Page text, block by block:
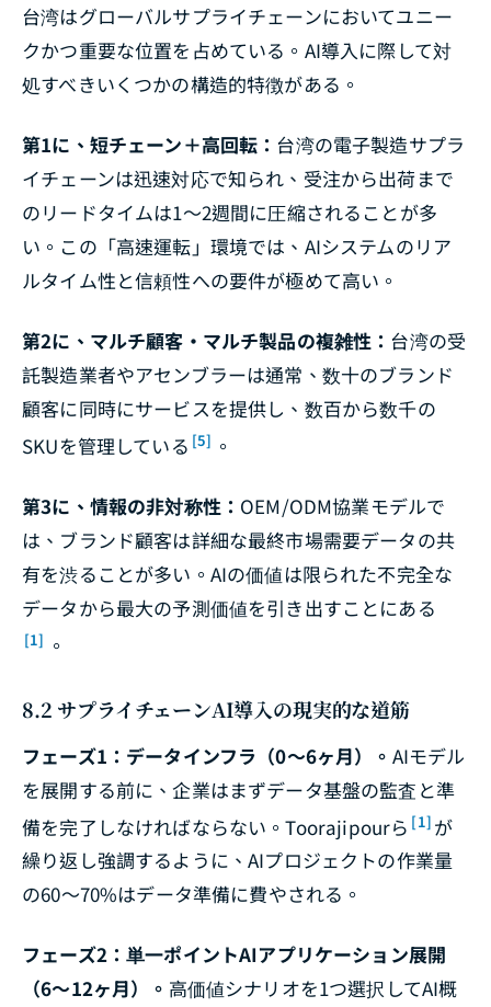
台湾はグローバルサプライチェーンにおいてユニー
クかつ重要な位置を占めている。AI導入に際して対
処すべきいくつかの構造的特徴がある。
第1に、短チェーン＋高回転： 台湾の電子製造サプラ
イチェーンは迅速対応で知られ、受注から出荷まで
のリードタイムは1〜2週間に圧縮されることが多
い。この「高速運転」環境では、AIシステムのリア
ルタイム性と信頼性への要件が極めて高い。
第2に、マルチ顧客・マルチ製品の複雑性： 台湾の受
託製造業者やアセンブラーは通常、数十のブランド
顧客に同時にサービスを提供し、数百から数千の
SKUを管理している [5] 。
第3に、情報の非対称性： OEM/ODM協業モデルで
は、ブランド顧客は詳細な最終市場需要データの共
有を渋ることが多い。AIの価値は限られた不完全な
データから最大の予測価値を引き出すことにある
[1] 。
8.2 サプライチェーンAI導入の現実的な道筋
フェーズ1：データインフラ（0〜6ヶ月）。 AIモデル
を展開する前に、企業はまずデータ基盤の監査と準
備を完了しなければならない。Toorajipourら [1] が
繰り返し強調するように、AIプロジェクトの作業量
の60〜70%はデータ準備に費やされる。
フェーズ2：単一ポイントAIアプリケーション展開
（6〜12ヶ月）。 高価値シナリオを1つ選択してAI概